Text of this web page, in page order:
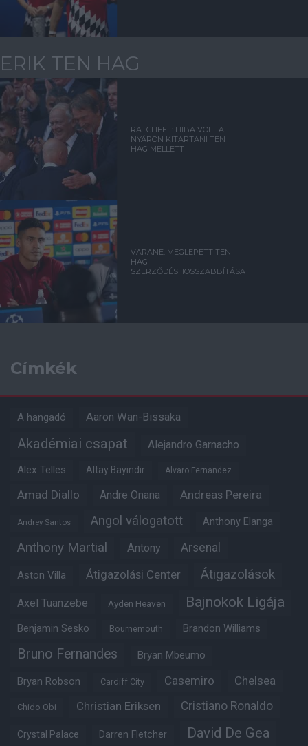
ERIK TEN HAG
RATCLIFFE: HIBA VOLT A
NYÁRON KITARTANI TEN
HAG MELLETT
VARANE: MEGLEPETT TEN
HAG
SZERZŐDÉSHOSSZABBÍTÁSA
Címkék
A hangadó Aaron Wan-Bissaka
Akadémiai csapat Alejandro Garnacho
Alex Telles Altay Bayindir Alvaro Fernandez
Amad Diallo Andre Onana Andreas Pereira
Andrey Santos Angol válogatott Anthony Elanga
Anthony Martial Antony Arsenal
Aston Villa Átigazolási Center Átigazolások
Axel Tuanzebe Ayden Heaven Bajnokok Ligája
Benjamin Sesko Bournemouth Brandon Williams
Bruno Fernandes Bryan Mbeumo
Bryan Robson Cardiff City Casemiro Chelsea
Chido Obi Christian Eriksen Cristiano Ronaldo
Crystal Palace Darren Fletcher David De Gea